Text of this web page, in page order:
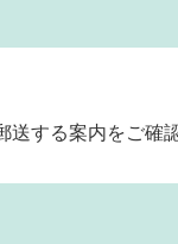
する案内をご確